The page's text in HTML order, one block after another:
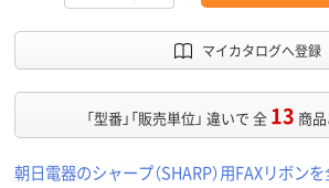
マイカタログへ登録
「型番」「販売単位」 違いで 全 13 商品
朝日電器のシャープ（SHARP）用FAXリボン